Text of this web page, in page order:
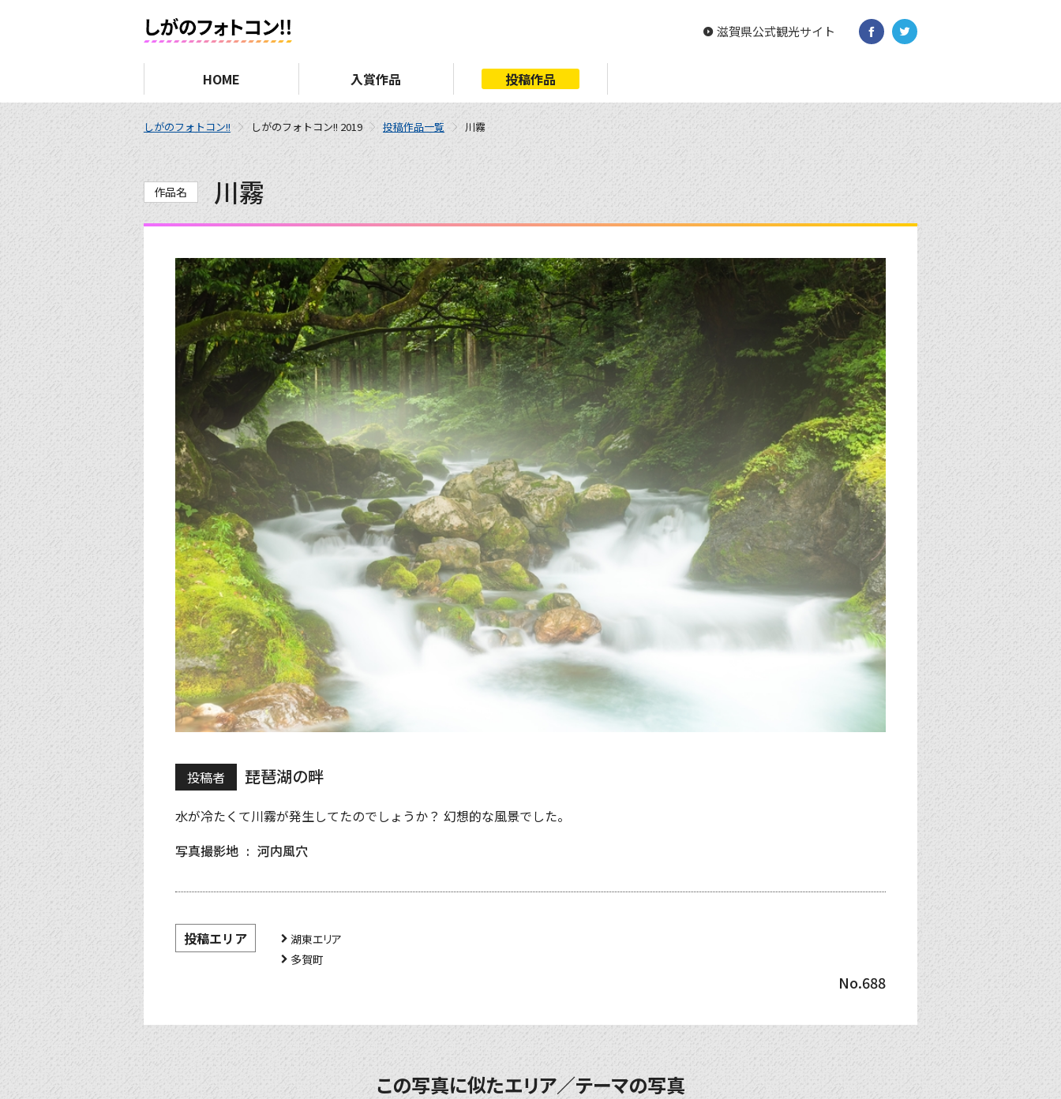
滋賀県公式観光サイト
HOME 入賞作品 投稿作品
しがのフォトコン!! しがのフォトコン!! 2019 投稿作品一覧 川霧
作品名 川霧
投稿者 琵琶湖の畔
水が冷たくて川霧が発生してたのでしょうか？ 幻想的な風景でした。
写真撮影地
河内風穴
投稿エリア
湖東エリア
多賀町
No.688
この写真に似たエリア／テーマの写真